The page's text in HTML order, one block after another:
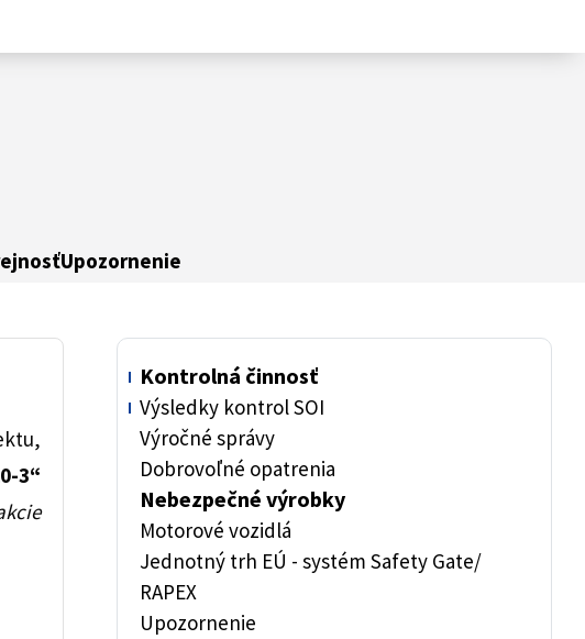
Upozornenie
3“
Kontrolná činnosť
Výsledky kontrol SOI
Výročné správy
Dobrovoľné opatrenia
Nebezpečné výrobky
Motorové vozidlá
Jednotný trh EÚ - systém Safety Gate/
RAPEX
Upozornenie